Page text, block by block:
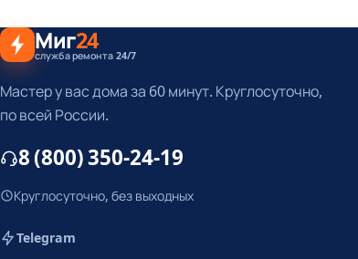
Миг24
служба ремонта 24/7
Мастер у вас дома за 60 минут. Круглосуточно,
по всей России.
8 (800) 350-24-19
Круглосуточно, без выходных
Telegram